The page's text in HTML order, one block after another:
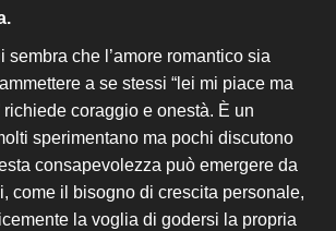
sembra che l’amore romantico sia
a se stessi “lei mi piace ma
richiede coraggio e onestà. È un
sperimentano ma pochi discutono
consapevolezza può emergere da
come il bisogno di crescita personale,
la voglia di godersi la propria